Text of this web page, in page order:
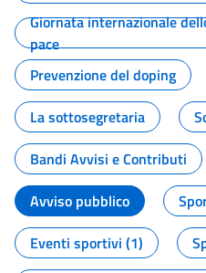
Giornata internazionale
pace
Prevenzione del doping
La sottosegretaria
Bandi Avvisi e Contributi
Avviso pubblico
Eventi sportivi (1)